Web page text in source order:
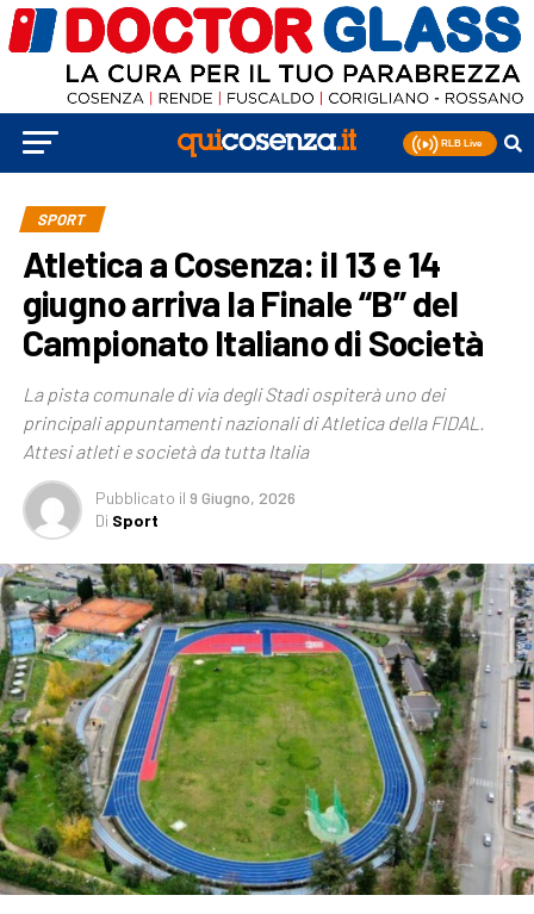
SPORT
Atletica a Cosenza: il 13 e 14
giugno arriva la Finale “B” del
Campionato Italiano di Società
La pista comunale di via degli Stadi ospiterà uno dei
principali appuntamenti nazionali di Atletica della FIDAL.
Attesi atleti e società da tutta Italia
Pubblicato il 9 Giugno, 2026
Di Sport